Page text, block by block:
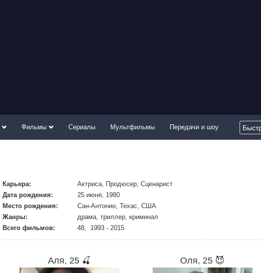
Фильмы Сериалы Мультфильмы Передачи и шоу
Карьера:
Актриса, Продюсер, Сценарист
Дата рождения:
25 июня, 1980
Место рождения:
Сан-Антонио, Техас, США
Жанры:
драма, триллер, криминал
Всего фильмов:
48, 1993 - 2015
Аля, 25 🍒 Оля, 25 😈